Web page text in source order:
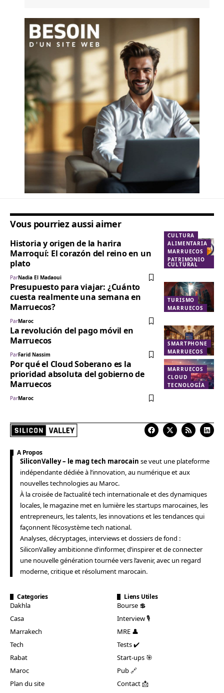
Vous pourriez aussi aimer
CULTURA
ALIMENTARIA
MARRUECOS
PATRIMONIO
CULTURAL
Historia y origen de la harira
Marroquí: El corazón del reino en un
plato
ParNadia El Madaoui
TURISMO
MARRUECOS
Presupuesto para viajar: ¿Cuánto
cuesta realmente una semana en
Marruecos?
ParMaroc
SMARTPHONE
MARRUECOS
La revolución del pago móvil en
Marruecos
ParFarid Nassim
MARRUECOS
CLOUD
TECNOLOGÍA
Por qué el Cloud Soberano es la
prioridad absoluta del gobierno de
Marruecos
ParMaroc
A Propos
SiliconValley – le mag tech marocain se veut une plateforme
indépendante dédiée à l’innovation, au numérique et aux
nouvelles technologies au Maroc.
À la croisée de l’actualité tech internationale et des dynamiques
locales, le magazine met en lumière les startups marocaines, les
entrepreneurs, les talents, les innovations et les tendances qui
façonnent l’écosystème tech national.
Analyses, décryptages, interviews et dossiers de fond :
SiliconValley ambitionne d’informer, d’inspirer et de connecter
une nouvelle génération tournée vers l’avenir, avec un regard
moderne, critique et résolument marocain.
Categories
Dakhla
Casa
Marrakech
Tech
Rabat
Maroc
Plan du site
Liens Utiles
Bourse 💲
Interview 🎙️
MRE 👤
Tests ✔️
Start-ups 🎯
Pub 🔗
Contact 📩